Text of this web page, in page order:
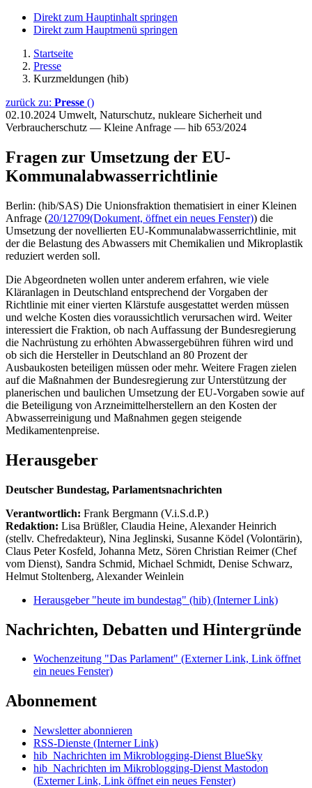
Direkt zum Hauptinhalt springen
Direkt zum Hauptmenü springen
Startseite
Presse
Kurzmeldungen (hib)
zurück zu: Presse ()
02.10.2024 Umwelt, Naturschutz, nukleare Sicherheit und
Verbraucherschutz — Kleine Anfrage — hib 653/2024
Fragen zur Umsetzung der EU-
Kommunalabwasserrichtlinie
Berlin: (hib/SAS) Die Unionsfraktion thematisiert in einer Kleinen
Anfrage (20/12709(Dokument, öffnet ein neues Fenster)) die
Umsetzung der novellierten EU-Kommunalabwasserrichtlinie, mit
der die Belastung des Abwassers mit Chemikalien und Mikroplastik
reduziert werden soll.
Die Abgeordneten wollen unter anderem erfahren, wie viele
Kläranlagen in Deutschland entsprechend der Vorgaben der
Richtlinie mit einer vierten Klärstufe ausgestattet werden müssen
und welche Kosten dies voraussichtlich verursachen wird. Weiter
interessiert die Fraktion, ob nach Auffassung der Bundesregierung
die Nachrüstung zu erhöhten Abwassergebühren führen wird und
ob sich die Hersteller in Deutschland an 80 Prozent der
Ausbaukosten beteiligen müssen oder mehr. Weitere Fragen zielen
auf die Maßnahmen der Bundesregierung zur Unterstützung der
planerischen und baulichen Umsetzung der EU-Vorgaben sowie auf
die Beteiligung von Arzneimittelherstellern an den Kosten der
Abwasserreinigung und Maßnahmen gegen steigende
Medikamentenpreise.
Herausgeber
Deutscher Bundestag, Parlamentsnachrichten
Verantwortlich: Frank Bergmann (V.i.S.d.P.)
Redaktion: Lisa Brüßler, Claudia Heine, Alexander Heinrich
(stellv. Chefredakteur), Nina Jeglinski, Susanne Ködel (Volontärin),
Claus Peter Kosfeld, Johanna Metz, Sören Christian Reimer (Chef
vom Dienst), Sandra Schmid, Michael Schmidt, Denise Schwarz,
Helmut Stoltenberg, Alexander Weinlein
Herausgeber "heute im bundestag" (hib) (Interner Link)
Nachrichten, Debatten und Hintergründe
Wochenzeitung "Das Parlament" (Externer Link, Link öffnet
ein neues Fenster)
Abonnement
Newsletter abonnieren
RSS-Dienste (Interner Link)
hib_Nachrichten im Mikroblogging-Dienst BlueSky
hib_Nachrichten im Mikroblogging-Dienst Mastodon
(Externer Link, Link öffnet ein neues Fenster)